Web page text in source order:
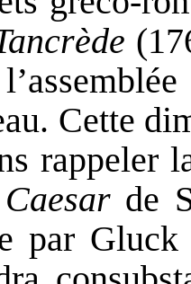
Cette
rappeler
de
par